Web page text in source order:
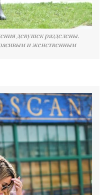
девушек разделены.
и женственным